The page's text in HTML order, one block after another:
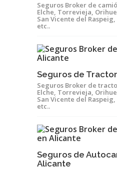
Seguros Broker de
Elche, Torrevieja,
San Vicente del
etc..
Seguros de
Seguros Broker de
Elche, Torrevieja,
San Vicente del
etc..
Seguros de
Alicante